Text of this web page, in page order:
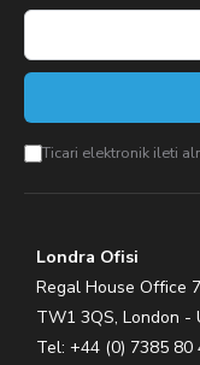
Ticari elektronik ileti
Londra Ofisi
Regal House Office
TW1 3QS, London -
Tel: +44 (0) 7385 80